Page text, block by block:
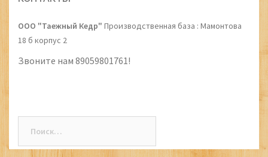
ООО "Таежный Кедр" Производственная база : Мамонтова
18 б корпус 2
Звоните нам 89059801761!